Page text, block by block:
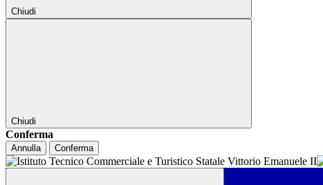
Chiudi
Chiudi
Conferma
Annulla Conferma